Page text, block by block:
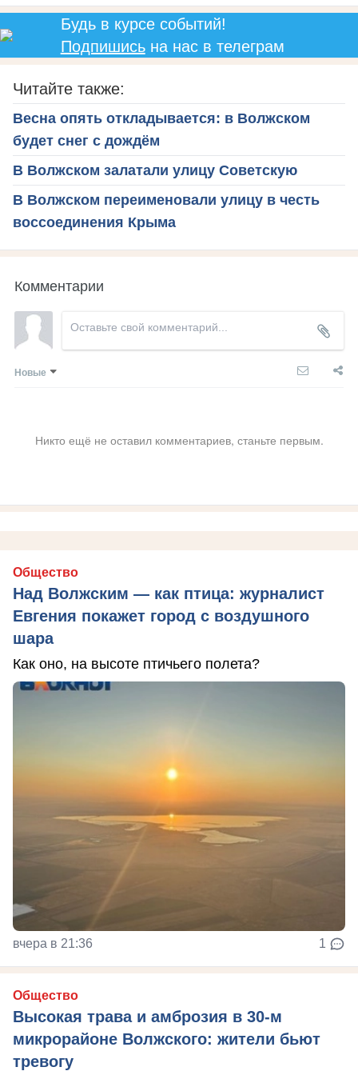
Будь в курсе событий!
Подпишисьна нас в телеграм
Читайте также:
Весна опять откладывается: в Волжском
будет снег с дождём
В Волжском залатали улицу Советскую
В Волжском переименовали улицу в честь
воссоединения Крыма
Комментарии
Новые
Никто ещё не оставил комментариев, станьте первым.
Общество
Над Волжским — как птица: журналист
Евгения покажет город с воздушного
шара
Как оно, на высоте птичьего полета?
вчера в 21:36 1
Общество
Высокая трава и амброзия в 30‑м
микрорайоне Волжского: жители бьют
тревогу